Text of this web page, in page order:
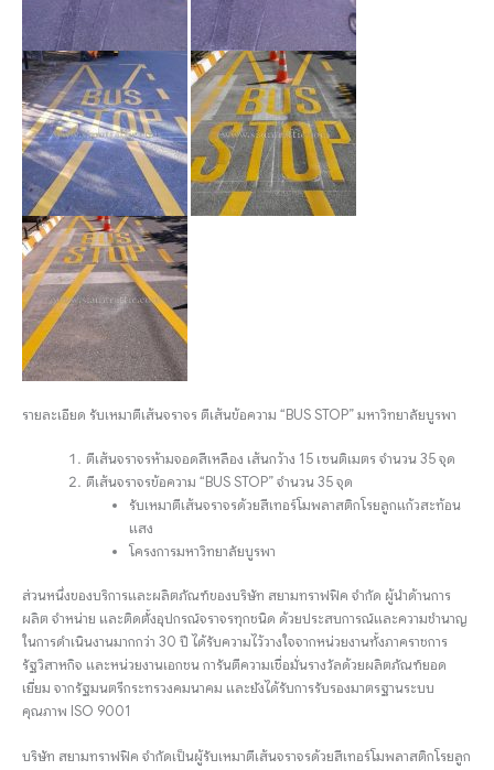
รายละเอียด รับเหมาตีเส้นจราจร ตีเส้นข้อความ “BUS STOP” มหาวิทยาลัยบูรพา
ตีเส้นจราจรห้ามจอดสีเหลือง เส้นกว้าง 15 เซนติเมตร จำนวน 35 จุด
ตีเส้นจราจรข้อความ “BUS STOP” จำนวน 35 จุด
รับเหมาตีเส้นจราจรด้วยสีเทอร์โมพลาสติกโรยลูกแก้วสะท้อน
แสง
โครงการมหาวิทยาลัยบูรพา
ส่วนหนึ่งของบริการและผลิตภัณฑ์ของบริษัท สยามทราฟฟิค จำกัด ผู้นำด้านการ
ผลิต จำหน่าย และติดตั้งอุปกรณ์จราจรทุกชนิด ด้วยประสบการณ์และความชำนาญ
ในการดำเนินงานมากกว่า 30 ปี ได้รับความไว้วางใจจากหน่วยงานทั้งภาคราชการ
รัฐวิสาหกิจ และหน่วยงานเอกชน การันตีความเชื่อมั่นรางวัลด้วยผลิตภัณฑ์ยอด
เยี่ยม จากรัฐมนตรีกระทรวงคมนาคม และยังได้รับการรับรองมาตรฐานระบบ
คุณภาพ ISO 9001
บริษัท สยามทราฟฟิค จำกัดเป็นผู้รับเหมาตีเส้นจราจรด้วยสีเทอร์โมพลาสติกโรยลูก